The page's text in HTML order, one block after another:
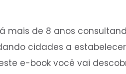
mais de 8 anos
cidades a
e-book você vai